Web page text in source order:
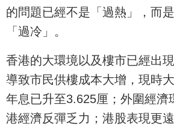
的問題已經不是「過熱」，而
「過冷」。
香港的大環境以及樓市已經出
導致市民供樓成本大增，現時
年息已升至3.625厘；外圍經濟
港經濟反彈乏力；港股表現更